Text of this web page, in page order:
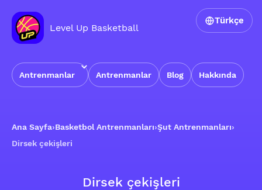
Level Up Basketball
Antrenmanlar Antrenmanlar Blog Hakkında
Türkçe
Ana Sayfa›Basketbol Antrenmanları›Şut Antrenmanları›
Dirsek çekişleri
Dirsek çekişleri